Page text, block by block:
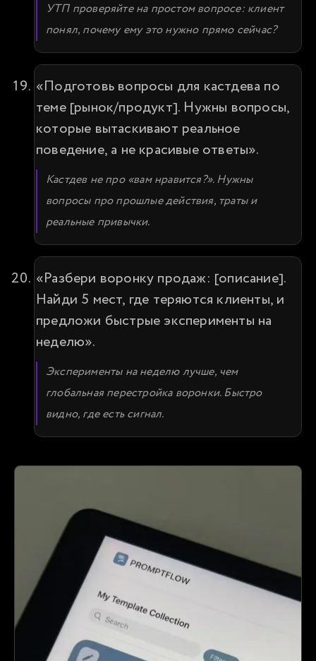
УТП проверяйте на простом вопросе: клиент
понял, почему ему это нужно прямо сейчас?
«Подготовь вопросы для кастдева по
теме [рынок/продукт]. Нужны вопросы,
которые вытаскивают реальное
поведение, а не красивые ответы».
Кастдев не про «вам нравится?». Нужны
вопросы про прошлые действия, траты и
реальные привычки.
«Разбери воронку продаж: [описание].
Найди 5 мест, где теряются клиенты, и
предложи быстрые эксперименты на
неделю».
Эксперименты на неделю лучше, чем
глобальная перестройка воронки. Быстро
видно, где есть сигнал.